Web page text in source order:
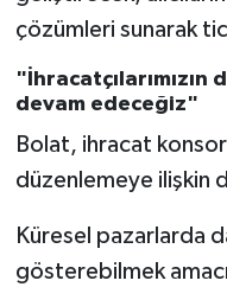
çözümleri sunarak
"İhracatçılarımızın
devam edeceğiz"
Bolat, ihracat
düzenlemeye ilişkin
Küresel pazarlarda
gösterebilmek